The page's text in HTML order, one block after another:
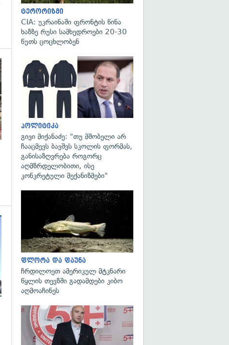
გადახედვა
გადახედვა
ტერორიზმი
CIA: უკრაინაში ფრონტის წინა
ხაზზე რუსი სამხედროები 20-30
წუთს ცოცხლობენ
პოლიტიკა
გივი მიქანაძე: "თუ მშობელი არ
ჩააცმევს ბავშვს სკოლის ფორმას,
განისაზღვრება როგორც
აღმზრდელობითი, ისე
კონკრეტული მექანიზმები"
ფლორა და ფაუნა
ჩრდილოეთ ამერიკულ მტკნარი
წყლის თევზში გადამდები კიბო
აღმოაჩინეს